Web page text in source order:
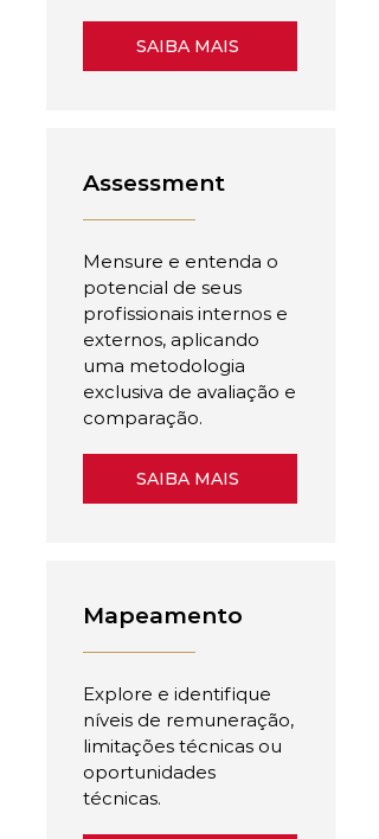
SAIBA MAIS
Assessment
Mensure e entenda o
potencial de seus
profissionais internos e
externos, aplicando
uma metodologia
exclusiva de avaliação e
comparação.
SAIBA MAIS
Mapeamento
Explore e identifique
níveis de remuneração,
limitações técnicas ou
oportunidades
técnicas.